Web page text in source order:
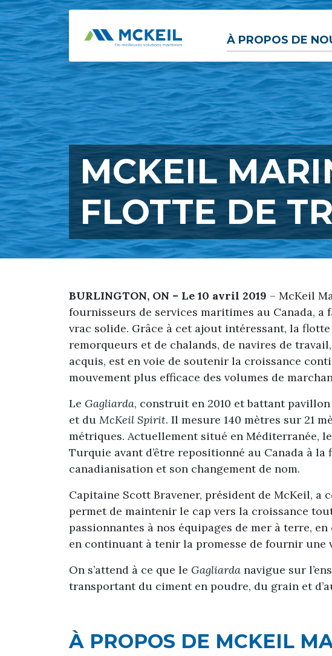
Passer au contenu principal
À PROPOS DE
MCKEIL
FLOTTE DE
BURLINGTON, ON – Le 10 avril 2019 – McKeil
fournisseurs de services maritimes au Canada, a
vrac solide. Grâce à cet ajout intéressant, la
remorqueurs et de chalands, de navires de
acquis, est en voie de soutenir la croissance
mouvement plus efficace des volumes de
Le Gagliarda, construit en 2010 et battant
et du McKeil Spirit. Il mesure 140 mètres sur 21
métriques. Actuellement situé en Méditerranée,
Turquie avant d’être repositionné au Canada à
canadianisation et son changement de nom.
Capitaine Scott Bravener, président de McKeil, a
permet de maintenir le cap vers la croissance
passionnantes à nos équipages de mer à terre,
en continuant à tenir la promesse de fournir une
On s’attend à ce que le Gagliarda navigue sur
transportant du ciment en poudre, du grain et
À PROPOS DE MCKEIL